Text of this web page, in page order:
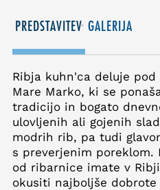
PREDSTAVITEV GALERIJA
Ribja kuhn'ca deluje
Mare Marko, ki se
tradicijo in bogato
ulovljenih ali gojenih
modrih rib, pa tudi
s preverjenim poreklom.
od ribarnice imate v
okusiti najboljše dobrote